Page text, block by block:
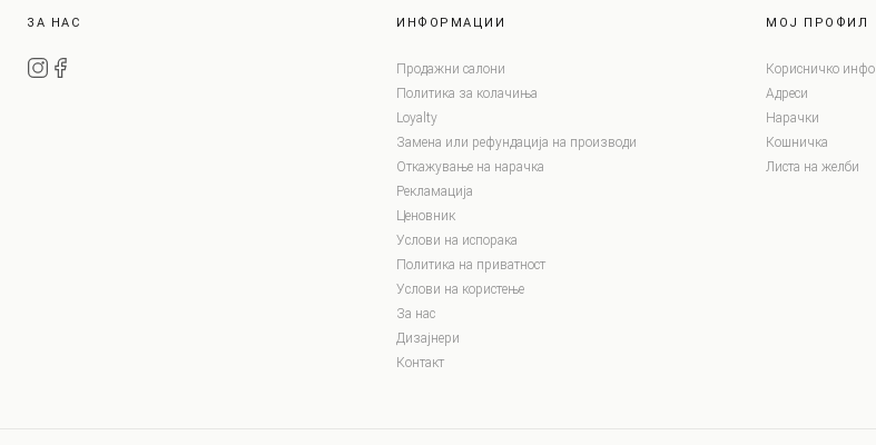
ЗА НАС ИНФОРМАЦИИ
Продажни салони
Политика за колачиња
Loyalty
Замена или рефундација на производи
Откажување на нарачка
Рекламација
Ценовник
Услови на испорака
Политика на приватност
Услови на користење
За нас
Дизајнери
Контакт
МОЈ ПРОФИЛ
Корисничко инфо
Адреси
Нарачки
Кошничка
Листа на желби